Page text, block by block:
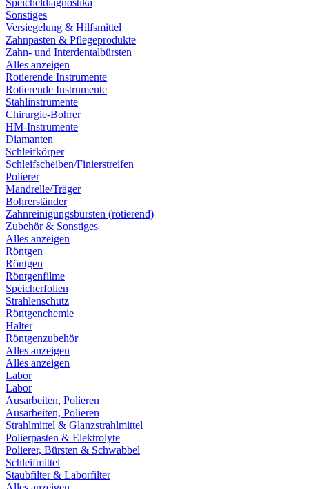
Speicheldiagnostika
Sonstiges
Versiegelung & Hilfsmittel
Zahnpasten & Pflegeprodukte
Zahn- und Interdentalbürsten
Alles anzeigen
Rotierende Instrumente
Rotierende Instrumente
Stahlinstrumente
Chirurgie-Bohrer
HM-Instrumente
Diamanten
Schleifkörper
Schleifscheiben/Finierstreifen
Polierer
Mandrelle/Träger
Bohrerständer
Zahnreinigungsbürsten (rotierend)
Zubehör & Sonstiges
Alles anzeigen
Röntgen
Röntgen
Röntgenfilme
Speicherfolien
Strahlenschutz
Röntgenchemie
Halter
Röntgenzubehör
Alles anzeigen
Alles anzeigen
Labor
Labor
Ausarbeiten, Polieren
Ausarbeiten, Polieren
Strahlmittel & Glanzstrahlmittel
Polierpasten & Elektrolyte
Polierer, Bürsten & Schwabbel
Schleifmittel
Staubfilter & Laborfilter